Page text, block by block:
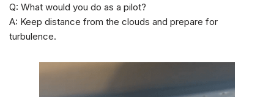
Q: What would you do as a pilot?
A: Keep distance from the clouds and prepare for
turbulence.